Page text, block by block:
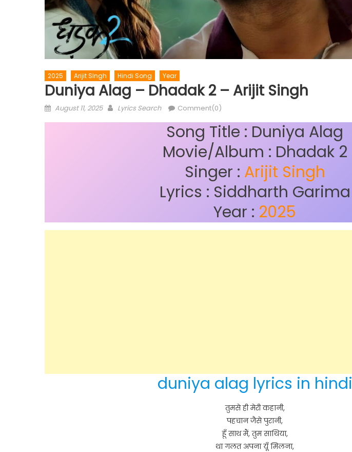
2025 Arijit SIngh Hindi Song Year
Duniya Alag – Dhadak 2 – Arijit Singh
Posted
August 11, 2025 Author
Lyrics Search Comment(0)
Song Title : Duniya Alag
Movie/Album : Dhadak 2
Singer : Arijit Singh
Lyrics : Siddharth Garima
Year : 2025
duniya alag lyrics in hindi
तुमसे ही मेरी कहानी,
पहचान जैसे पुरानी,
हूँ साथ मैं, तुम साथिया,
था गलत अपना यूँ मिलना,